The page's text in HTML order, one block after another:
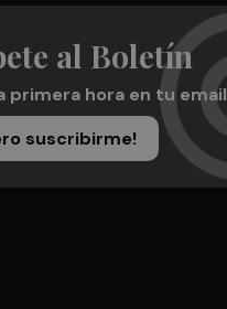
al Boletín
primera hora en tu email
suscribirme!